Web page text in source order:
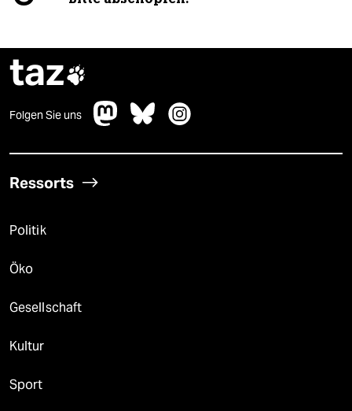
taz
Folgen Sie uns
Ressorts
Politik
Öko
Gesellschaft
Kultur
Sport